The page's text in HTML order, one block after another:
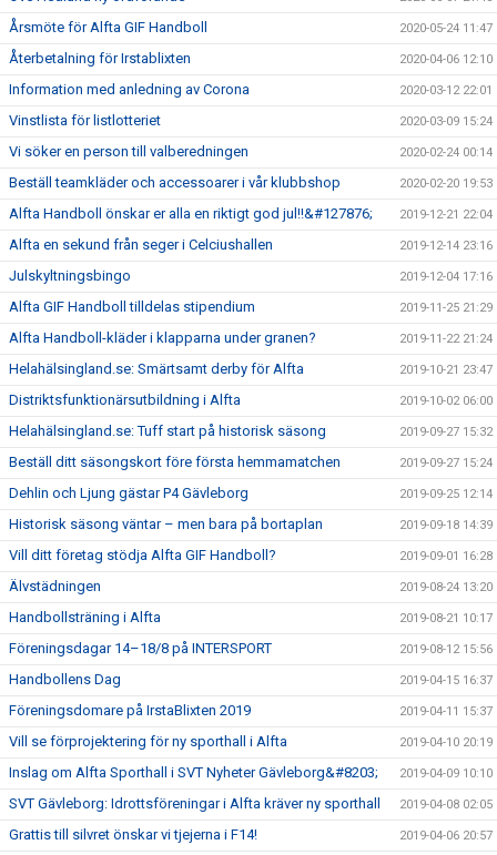
Årsmöte för Alfta GIF Handboll 2020-05-24 11:47
Återbetalning för Irstablixten 2020-04-06 12:10
Information med anledning av Corona 2020-03-12 22:01
Vinstlista för listlotteriet 2020-03-09 15:24
Vi söker en person till valberedningen 2020-02-24 00:14
Beställ teamkläder och accessoarer i vår klubbshop 2020-02-20 19:53
Alfta Handboll önskar er alla en riktigt god jul!!&#127876; 2019-12-21 22:04
Alfta en sekund från seger i Celciushallen 2019-12-14 23:16
Julskyltningsbingo 2019-12-04 17:16
Alfta GIF Handboll tilldelas stipendium 2019-11-25 21:29
Alfta Handboll-kläder i klapparna under granen? 2019-11-22 21:24
Helahälsingland.se: Smärtsamt derby för Alfta 2019-10-21 23:47
Distriktsfunktionärsutbildning i Alfta 2019-10-02 06:00
Helahälsingland.se: Tuff start på historisk säsong 2019-09-27 15:32
Beställ ditt säsongskort före första hemmamatchen 2019-09-27 15:24
Dehlin och Ljung gästar P4 Gävleborg 2019-09-25 12:14
Historisk säsong väntar – men bara på bortaplan 2019-09-18 14:39
Vill ditt företag stödja Alfta GIF Handboll? 2019-09-01 16:28
Älvstädningen 2019-08-24 13:20
Handbollsträning i Alfta 2019-08-21 10:17
Föreningsdagar 14–18/8 på INTERSPORT 2019-08-12 15:56
Handbollens Dag 2019-04-15 16:37
Föreningsdomare på IrstaBlixten 2019 2019-04-11 15:37
Vill se förprojektering för ny sporthall i Alfta 2019-04-10 20:19
Inslag om Alfta Sporthall i SVT Nyheter Gävleborg&#8203; 2019-04-09 10:10
SVT Gävleborg: Idrottsföreningar i Alfta kräver ny sporthall 2019-04-08 02:05
Grattis till silvret önskar vi tjejerna i F14! 2019-04-06 20:57